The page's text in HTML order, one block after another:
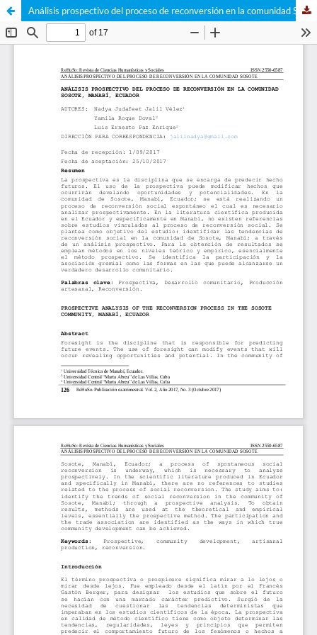
Análisis prospectivo del proceso de reconversión en la comunidad Sosote, Manabí, Ecuador